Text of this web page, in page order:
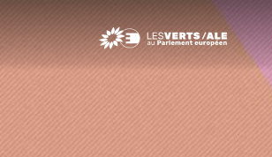
Greens/EFA Home